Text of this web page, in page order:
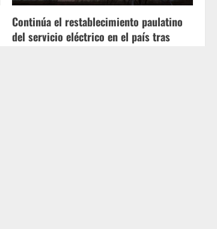
Continúa el restablecimiento paulatino
del servicio eléctrico en el país tras